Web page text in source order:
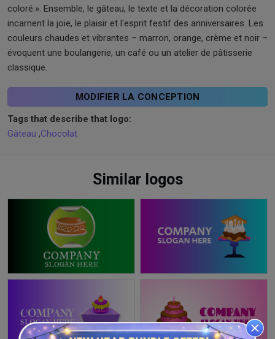
coloré.». Ensemble, le gâteau, le texte et la décoration colorée
incarnent la joie, le plaisir et l'esprit festif des anniversaires. Les
couleurs chaudes et vibrantes – marron, orange, crème et noir –
évoquent une boulangerie, un café ou un atelier de pâtisserie
classique.
MODIFIER LA CONCEPTION
Tags that describe that logo:
Gâteau ,Chocolat
Similar logos